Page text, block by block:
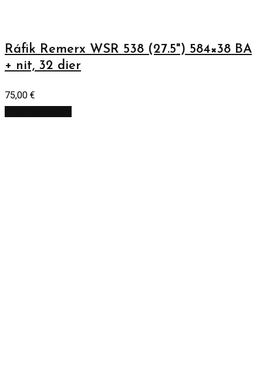
Ráfik Remerx WSR 538 (27.5") 584×38 BA
+ nit, 32 dier
75,00 €